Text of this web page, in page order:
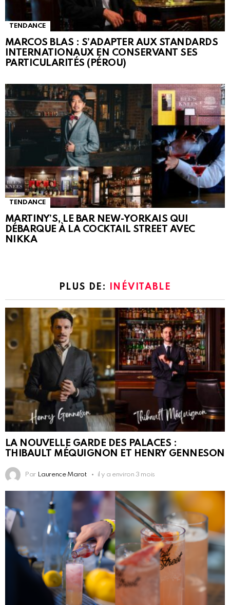
TENDANCE
MARCOS BLAS : S’ADAPTER AUX STANDARDS
INTERNATIONAUX EN CONSERVANT SES
PARTICULARITÉS (PÉROU)
TENDANCE
MARTINY’S, LE BAR NEW-YORKAIS QUI
DÉBARQUE À LA COCKTAIL STREET AVEC
NIKKA
PLUS DE: INÉVITABLE
LA NOUVELLE GARDE DES PALACES :
THIBAULT MÉQUIGNON ET HENRY GENNESON
Par Laurence Marot il y a environ 3 mois